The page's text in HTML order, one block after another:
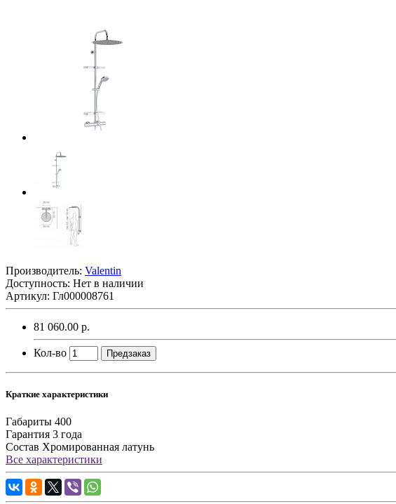
Производитель: Valentin
Доступность: Нет в наличии
Артикул: Гл000008761
81 060.00 р.
Кол-во Предзаказ
Краткие характеристики
Габариты 400
Гарантия 3 года
Состав Хромированная латунь
Все характеристики